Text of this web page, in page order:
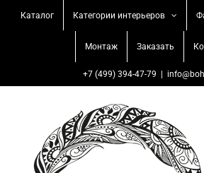
Каталог Категории интерьеров
Монтаж Заказать
+7 (499) 394-47-79